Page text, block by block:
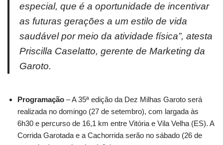
especial, que é a oportunidade de incentivar
as futuras gerações a um estilo de vida
saudável por meio da atividade física”, atesta
Priscilla Caselatto, gerente de Marketing da
Garoto.
Programação – A 35ª edição da Dez Milhas Garoto será
realizada no domingo (27 de setembro), com largada às
6h30 e percurso de 16,1 km entre Vitória e Vila Velha (ES). A
Corrida Garotada e a Cachorrida serão no sábado (26 de